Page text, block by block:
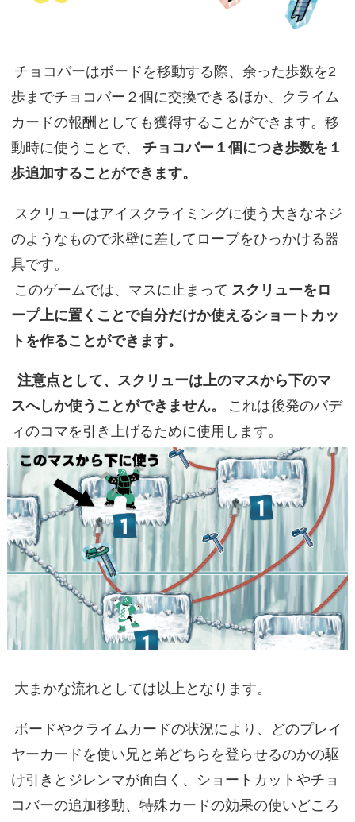
チョコバーはボードを移動する際、余った歩数を2
歩までチョコバー２個に交換できるほか、クライム
カードの報酬としても獲得することができます。移
動時に使うことで、
チョコバー１個につき歩数を１
歩追加することができます。
スクリューはアイスクライミングに使う大きなネジ
のようなもので氷壁に差してロープをひっかける器
具です。
このゲームでは、マスに止まって スクリューをロ
ープ上に置くことで自分だけか使えるショートカッ
トを作ることができます。
注意点として、スクリューは上のマスから下のマ
スへしか使うことができません。
これは後発のバデ
ィのコマを引き上げるために使用します。
大まかな流れとしては以上となります。
ボードやクライムカードの状況により、どのプレイ
ヤーカードを使い兄と弟どちらを登らせるのかの駆
け引きとジレンマが面白く、ショートカットやチョ
コバーの追加移動、特殊カードの効果の使いどころ